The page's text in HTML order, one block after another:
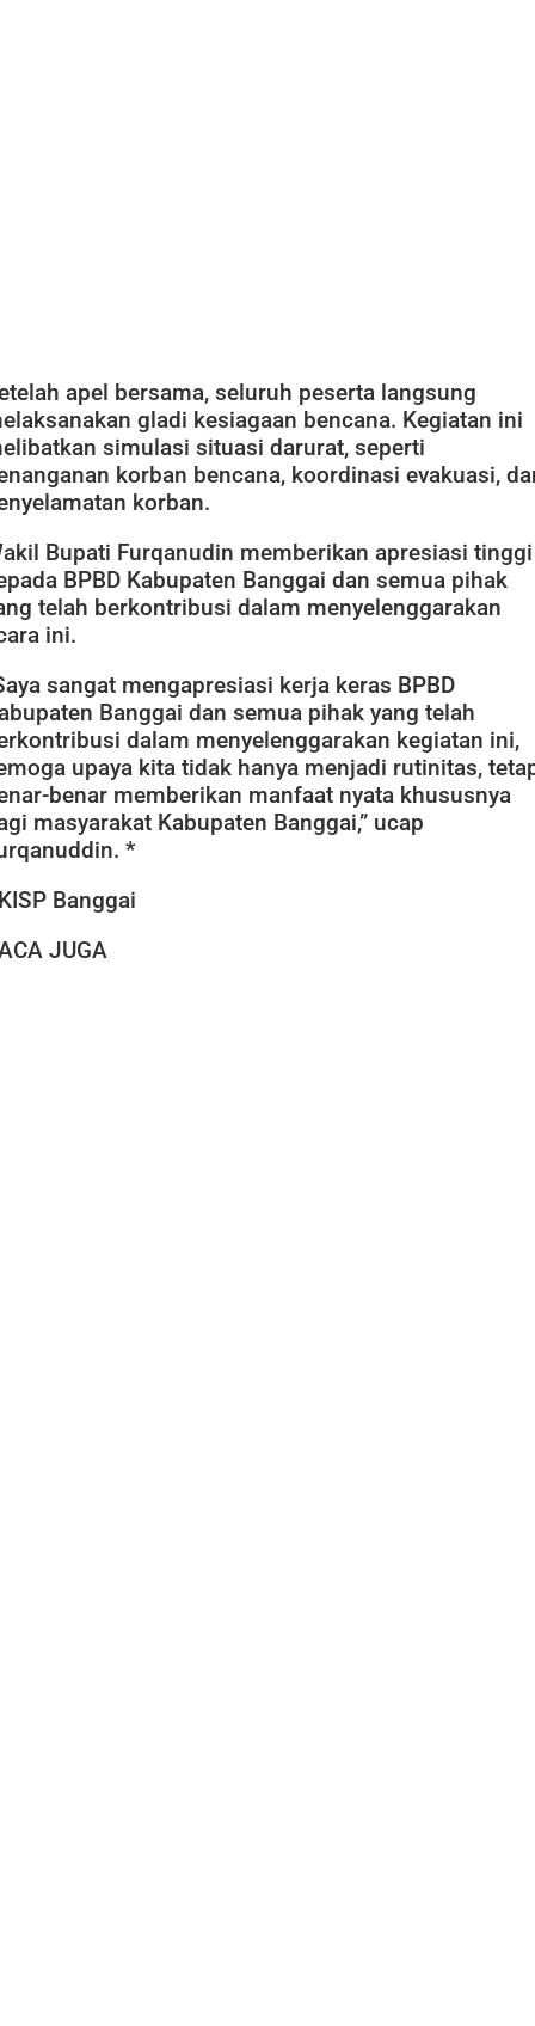
apel bersama, seluruh peserta langsung
gladi kesiagaan bencana. Kegiatan ini
simulasi situasi darurat, seperti
korban bencana, koordinasi evakuasi,
korban.
Bupati Furqanudin memberikan apresiasi tinggi
BPBD Kabupaten Banggai dan semua pihak
telah berkontribusi dalam menyelenggarakan
ini.
sangat mengapresiasi kerja keras BPBD
Banggai dan semua pihak yang telah
dalam menyelenggarakan kegiatan ini,
upaya kita tidak hanya menjadi rutinitas,
benar memberikan manfaat nyata khususnya
masyarakat Kabupaten Banggai,” ucap
*
Banggai
JUGA